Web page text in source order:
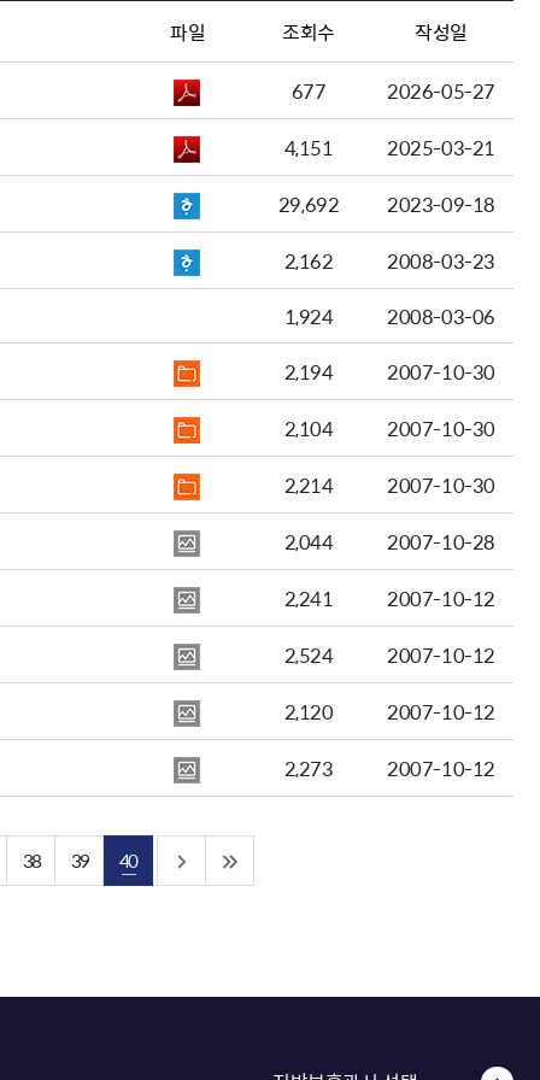
파일 조회수 작성일
677
2026-05-27
4,151
2025-03-21
29,692
2023-09-18
2,162
2008-03-23
1,924
2008-03-06
2,194
2007-10-30
2,104
2007-10-30
2,214
2007-10-30
2,044
2007-10-28
2,241
2007-10-12
2,524
2007-10-12
2,120
2007-10-12
2,273
2007-10-12
38 39 40